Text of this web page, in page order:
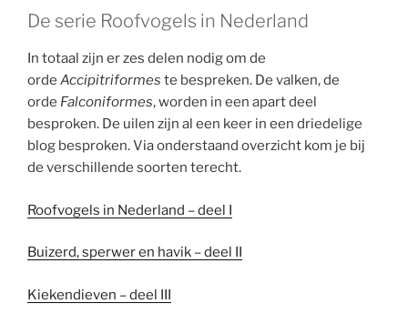
De serie Roofvogels in Nederland
In totaal zijn er zes delen nodig om de
orde Accipitriformes te bespreken. De valken, de
orde Falconiformes, worden in een apart deel
besproken. De uilen zijn al een keer in een driedelige
blog besproken. Via onderstaand overzicht kom je bij
de verschillende soorten terecht.
Roofvogels in Nederland – deel I
Buizerd, sperwer en havik – deel II
Kiekendieven – deel III